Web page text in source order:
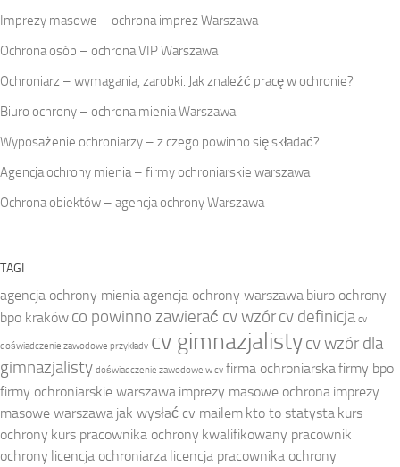
Imprezy masowe – ochrona imprez Warszawa
Ochrona osób – ochrona VIP Warszawa
Ochroniarz – wymagania, zarobki. Jak znaleźć pracę w ochronie?
Biuro ochrony – ochrona mienia Warszawa
Wyposażenie ochroniarzy – z czego powinno się składać?
Agencja ochrony mienia – firmy ochroniarskie warszawa
Ochrona obiektów – agencja ochrony Warszawa
TAGI
agencja ochrony mieniaagencja ochrony warszawa biuro ochrony
bpo kraków co powinno zawierać cv wzórcv definicja cv
doświadczenie zawodowe przykłady cv gimnazjalistycv wzór dla
gimnazjalisty doświadczenie zawodowe w cv firma ochroniarskafirmy bpo
firmy ochroniarskie warszawa imprezy masowe ochrona imprezy
masowe warszawa jak wysłać cv mailem kto to statysta kurs
ochrony kurs pracownika ochrony kwalifikowany pracownik
ochrony licencja ochroniarza licencja pracownika ochrony